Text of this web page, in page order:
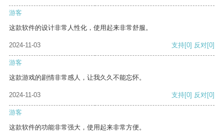
游客
这款软件的设计非常人性化，使用起来非常舒服。
2024-11-03 支持[0] 反对[0]
游客
这款游戏的剧情非常感人，让我久久不能忘怀。
2024-11-03 支持[0] 反对[0]
游客
这款软件的功能非常强大，使用起来非常方便。